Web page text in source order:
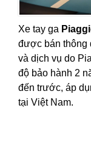
Xe tay ga
được bán thông
và dịch vụ do
độ bảo hành 2
đến trước, áp
tại Việt Nam.